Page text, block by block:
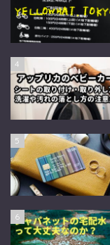
4
5
6